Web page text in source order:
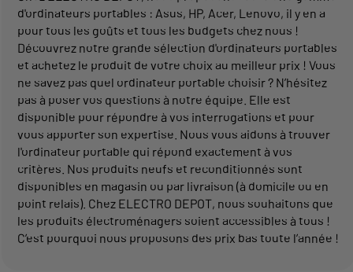
d'ordinateurs portables : Asus, HP, Acer, Lenovo, il y en a
pour tous les goûts et tous les budgets chez nous !
Découvrez notre grande sélection d'ordinateurs portables
et achetez le produit de votre choix au meilleur prix ! Vous
ne savez pas quel ordinateur portable choisir ? N’hésitez
pas à poser vos questions à notre équipe. Elle est
disponible pour répondre à vos interrogations et pour
vous apporter son expertise. Nous vous aidons à trouver
l'ordinateur portable qui répond exactement à vos
critères. Nos produits neufs et reconditionnés sont
disponibles en magasin ou par livraison (à domicile ou en
point relais). Chez ELECTRO DEPOT, nous souhaitons que
les produits électroménagers soient accessibles à tous !
C’est pourquoi nous proposons des prix bas toute l’année !